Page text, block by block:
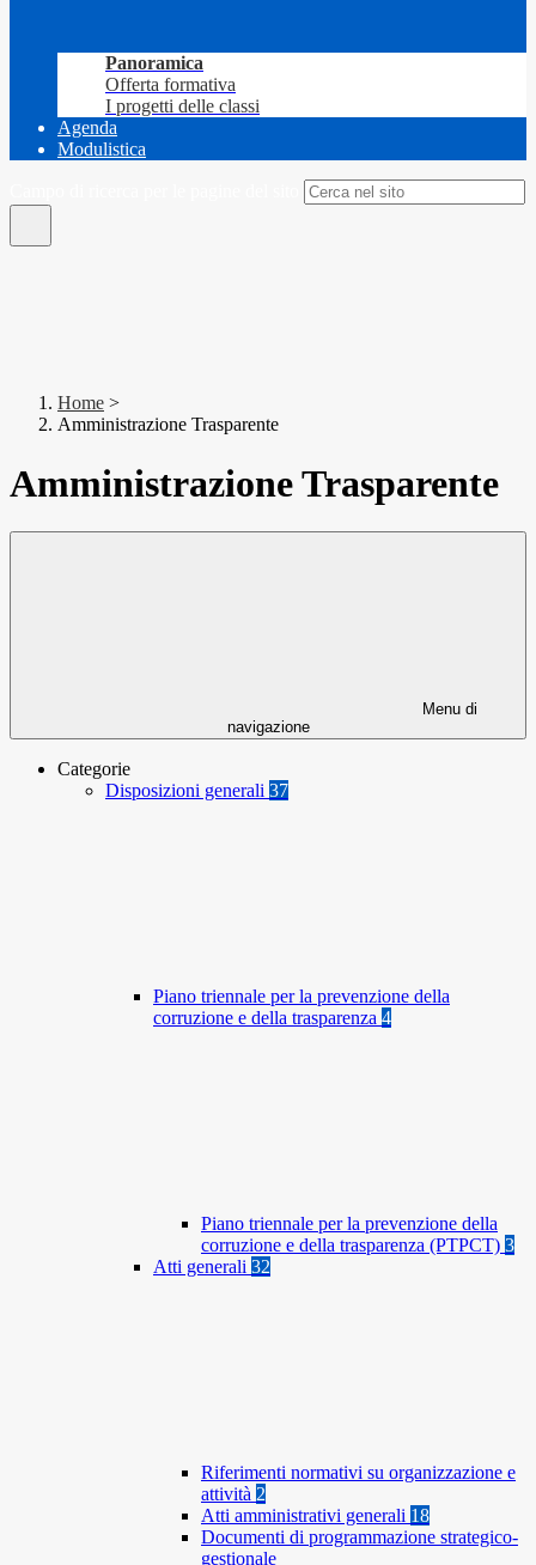
Panoramica
Offerta formativa
I progetti delle classi
Agenda
Modulistica
Home >
Amministrazione Trasparente
Amministrazione Trasparente
Menu di
navigazione
Categorie
Disposizioni generali 37
Piano triennale per la prevenzione della
corruzione e della trasparenza 4
Piano triennale per la prevenzione della
corruzione e della trasparenza (PTPCT) 3
Atti generali 32
Riferimenti normativi su organizzazione e
attività 2
Atti amministrativi generali 18
Documenti di programmazione strategico-
gestionale